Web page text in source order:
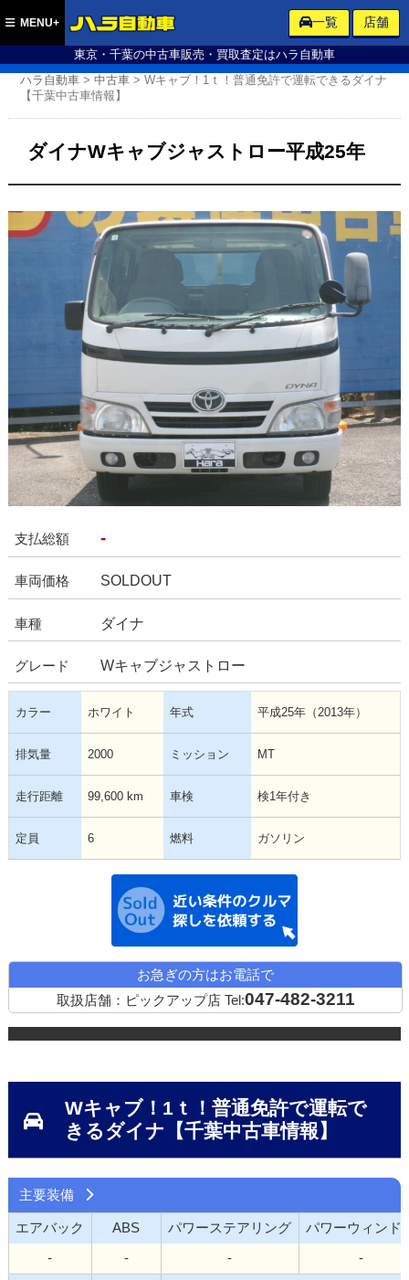
東京・千葉の中古車販売・買取査定はハラ自動車
MENU+ 一覧 店舗
ハラ自動車 >中古車 >Wキャブ！1ｔ！普通免許で運転できるダイナ
【千葉中古車情報】
ダイナWキャブジャストロー平成25年
支払総額 -
車両価格 SOLDOUT
車種 ダイナ
グレード Wキャブジャストロー
カラー ホワイト 年式 平成25年（2013年）
排気量 2000 ミッション MT
走行距離 99,600 km 車検 検1年付き
定員 6 燃料 ガソリン
お急ぎの方はお電話で
取扱店舗：ピックアップ店 Tel:047-482-3211
Wキャブ！1ｔ！普通免許で運転で
きるダイナ【千葉中古車情報】
主要装備
エアバック ABS パワーステアリング パワーウィンド
- - - -